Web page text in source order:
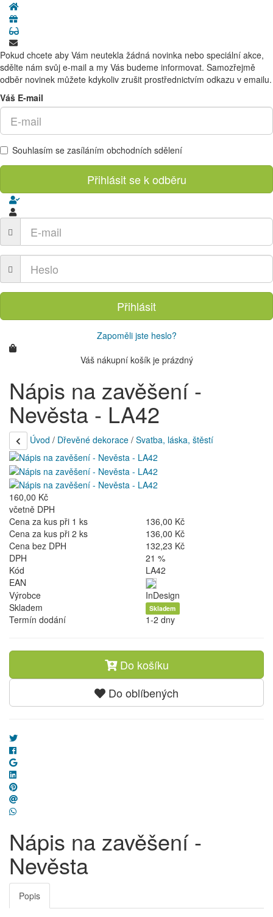
Pokud chcete aby Vám neutekla žádná novinka nebo speciální akce,
sdělte nám svůj e-mail a my Vás budeme informovat. Samozřejmě
odběr novinek můžete kdykoliv zrušit prostřednictvím odkazu v emailu.
Váš E-mail
Souhlasím se zasíláním obchodních sdělení
Přihlásit se k odběru
Přihlásit
Zapoměli jste heslo?
Váš nákupní košík je prázdný
Nápis na zavěšení -
Nevěsta - LA42
Úvod / Dřevěné dekorace / Svatba, láska, štěstí
160,00 Kč
včetně DPH
Cena za kus při 1 ks
136,00 Kč
Cena za kus při 2 ks
136,00 Kč
Cena bez DPH
132,23 Kč
DPH
21 %
Kód
LA42
EAN
Výrobce
InDesign
Skladem
Skladem
Termín dodání 1-2 dny
Do košíku
Do oblíbených
Nápis na zavěšení -
Nevěsta
Popis